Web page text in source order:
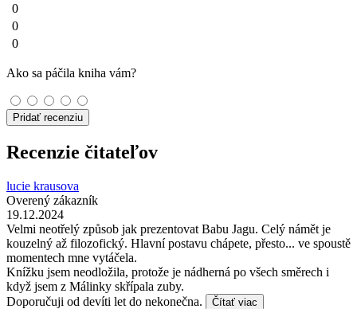
0
0
0
Ako sa páčila kniha vám?
Pridať recenziu
Recenzie čitateľov
lucie krausova
Overený zákazník
19.12.2024
Velmi neotřelý způsob jak prezentovat Babu Jagu. Celý námět je
kouzelný až filozofický. Hlavní postavu chápete, přesto... ve spoustě
momentech mne vytáčela.
Knížku jsem neodložila, protože je nádherná po všech směrech i
když jsem z Málinky skřípala zuby.
Doporučuji od devíti let do nekonečna.
Čítať viac